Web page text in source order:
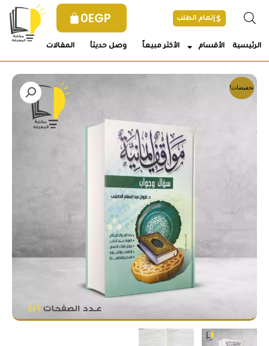
0EGP إتمام الطلب
الرئيسية الأقسام الأكثر مبيعاً وصل حديثأ المقالات
تخفيضات!